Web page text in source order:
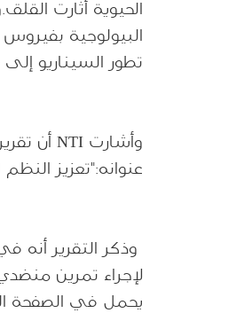
الحيوية أثارت
تطور السيناريو إلى
عنوانه:"تعزيز النظم
لإجراء تمرين
يحمل في الصفحة